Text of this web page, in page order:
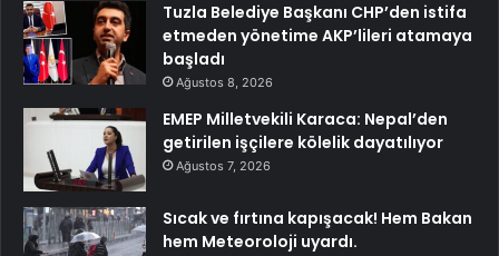
Tuzla Belediye Başkanı CHP’den istifa
etmeden yönetime AKP’lileri atamaya
başladı
Ağustos 8, 2026
EMEP Milletvekili Karaca: Nepal’den
getirilen işçilere kölelik dayatılıyor
Ağustos 7, 2026
Sıcak ve fırtına kapışacak! Hem Bakan
hem Meteoroloji uyardı.